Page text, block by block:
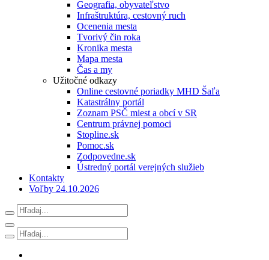
Geografia, obyvateľstvo
Infraštruktúra, cestovný ruch
Ocenenia mesta
Tvorivý čin roka
Kronika mesta
Mapa mesta
Čas a my
Užitočné odkazy
Online cestovné poriadky MHD Šaľa
Katastrálny portál
Zoznam PSČ miest a obcí v SR
Centrum právnej pomoci
Stopline.sk
Pomoc.sk
Zodpovedne.sk
Ústredný portál verejných služieb
Kontakty
Voľby 24.10.2026